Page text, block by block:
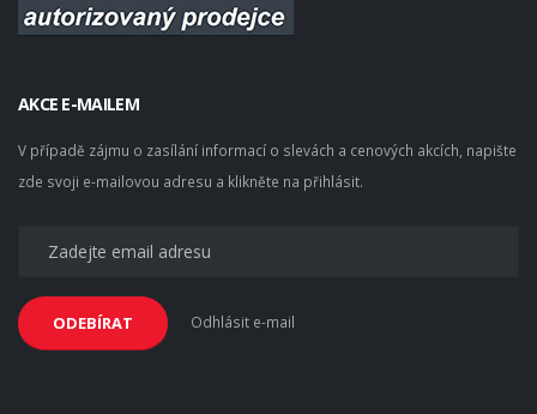
AKCE E-MAILEM
V případě zájmu o zasílání informací o slevách a cenových akcích, napište
zde svoji e-mailovou adresu a klikněte na přihlásit.
ODEBÍRAT Odhlásit e-mail